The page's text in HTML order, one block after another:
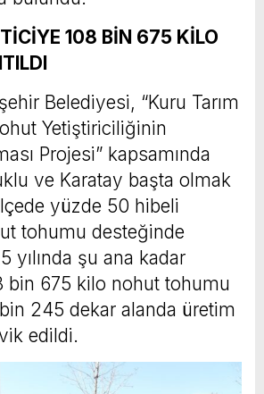
108 BİN 675 KİLO
Belediyesi, “Kuru Tarım
Yetiştiriciliğinin
Projesi” kapsamında
ve Karatay başta olmak
yüzde 50 hibeli
tohumu desteğinde
yılında şu ana kadar
bin 675 kilo nohut tohumu
bin 245 dekar alanda üretim
edildi.